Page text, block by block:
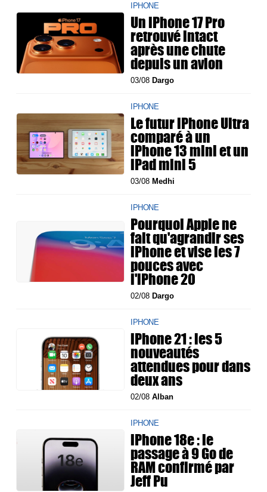
IPHONE
Un iPhone 17 Pro
retrouvé intact
après une chute
depuis un avion
03/08 Dargo
IPHONE
Le futur iPhone Ultra
comparé à un
iPhone 13 mini et un
iPad mini 5
03/08 Medhi
IPHONE
Pourquoi Apple ne
fait qu'agrandir ses
iPhone et vise les 7
pouces avec
l'iPhone 20
02/08 Dargo
IPHONE
iPhone 21 : les 5
nouveautés
attendues pour dans
deux ans
02/08Alban
IPHONE
iPhone 18e : le
passage à 9 Go de
RAM confirmé par
Jeff Pu